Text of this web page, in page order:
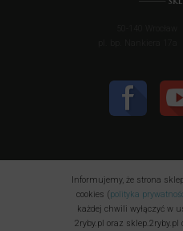
Informujemy, że strona
cookies (polityka
każdej chwili wyłączyć w
2ryby.pl oraz